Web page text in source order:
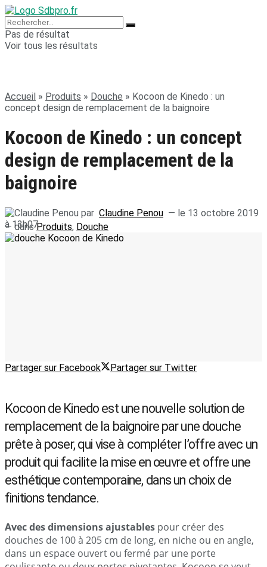
Pas de résultat
Voir tous les résultats
Accueil » Produits » Douche » Kocoon de Kinedo : un
concept design de remplacement de la baignoire
Kocoon de Kinedo : un concept
design de remplacement de la
baignoire
par Claudine Penou — le 13 octobre 2019
à 13h07
— dansProduits, Douche
Partager sur Facebook Partager sur Twitter
Kocoon de Kinedo est une nouvelle solution de
remplacement de la baignoire par une douche
prête à poser, qui vise à compléter l’offre avec un
produit qui facilite la mise en œuvre et offre une
esthétique contemporaine, dans un choix de
finitions tendance.
Avec des dimensions ajustables pour créer des
douches de 100 à 205 cm de long, en niche ou en angle,
dans un espace ouvert ou fermé par une porte